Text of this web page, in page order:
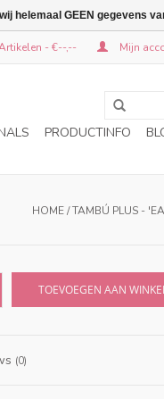
- €--,-- Mijn
PRODUCTINFO
HOME/TAMBÚ PLUS -
TOEVOEGEN AAN
(0)
helemaal GEEN gegevens